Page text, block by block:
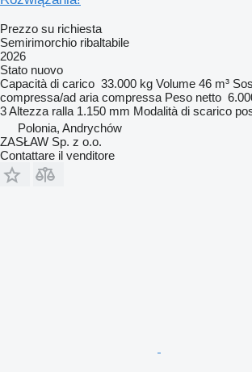
Prezzo su richiesta
Semirimorchio ribaltabile
2026
Stato nuovo
Capacità di carico 33.000 kg Volume 46 m³
compressa/ad aria compressa Peso netto
3Altezza ralla 1.150 mm Modalità di scarico
Polonia, Andrychów
ZASŁAW Sp. z o.o.
Contattare il venditore